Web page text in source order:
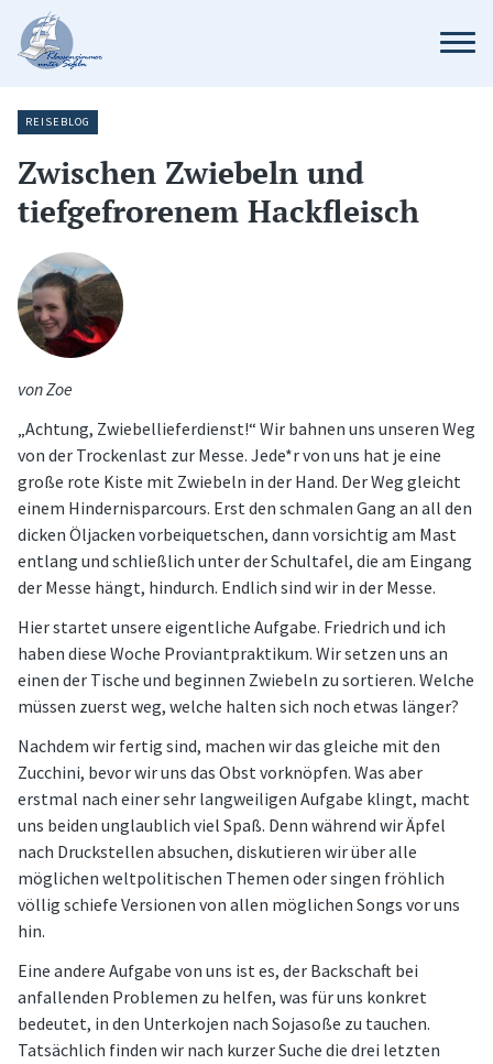
REISEBLOG
Zwischen Zwiebeln und
tiefgefrorenem Hackfleisch
von Zoe
„Achtung, Zwiebellieferdienst!“ Wir bahnen uns unseren Weg
von der Trockenlast zur Messe. Jede*r von uns hat je eine
große rote Kiste mit Zwiebeln in der Hand. Der Weg gleicht
einem Hindernisparcours. Erst den schmalen Gang an all den
dicken Öljacken vorbeiquetschen, dann vorsichtig am Mast
entlang und schließlich unter der Schultafel, die am Eingang
der Messe hängt, hindurch. Endlich sind wir in der Messe.
Hier startet unsere eigentliche Aufgabe. Friedrich und ich
haben diese Woche Proviantpraktikum. Wir setzen uns an
einen der Tische und beginnen Zwiebeln zu sortieren. Welche
müssen zuerst weg, welche halten sich noch etwas länger?
Nachdem wir fertig sind, machen wir das gleiche mit den
Zucchini, bevor wir uns das Obst vorknöpfen. Was aber
erstmal nach einer sehr langweiligen Aufgabe klingt, macht
uns beiden unglaublich viel Spaß. Denn während wir Äpfel
nach Druckstellen absuchen, diskutieren wir über alle
möglichen weltpolitischen Themen oder singen fröhlich
völlig schiefe Versionen von allen möglichen Songs vor uns
hin.
Eine andere Aufgabe von uns ist es, der Backschaft bei
anfallenden Problemen zu helfen, was für uns konkret
bedeutet, in den Unterkojen nach Sojasoße zu tauchen.
Tatsächlich finden wir nach kurzer Suche die drei letzten